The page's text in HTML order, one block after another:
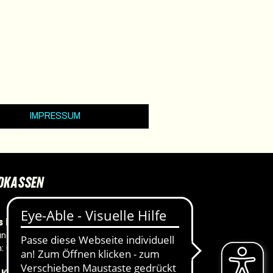
IMPRESSUM
Haus, Ateliertheater
Straße 134/135
0381 381-4702